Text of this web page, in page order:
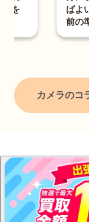
い？おすすめの方
カメラのコ